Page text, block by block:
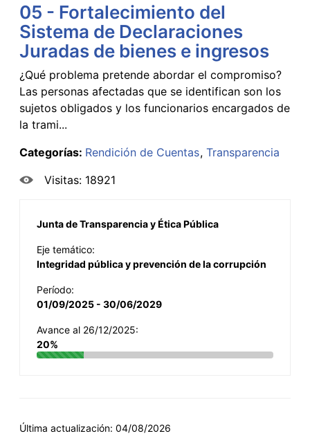
05 - Fortalecimiento del
Sistema de Declaraciones
Juradas de bienes e ingresos
¿Qué problema pretende abordar el compromiso?
Las personas afectadas que se identifican son los
sujetos obligados y los funcionarios encargados de
la trami...
Categorías: Rendición de Cuentas Transparencia
Visitas: 18921
Junta de Transparencia y Ética Pública
Eje temático:
Integridad pública y prevención de la corrupción
Período:
01/09/2025 - 30/06/2029
Avance al 26/12/2025:
20%
Última actualización: 04/08/2026